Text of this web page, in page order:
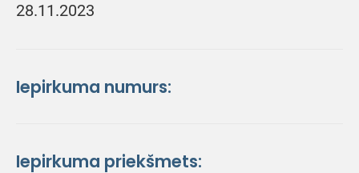
28.11.2023
Iepirkuma numurs:
Iepirkuma priekšmets: